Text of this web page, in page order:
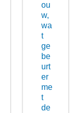
ou
w,
wa
t
ge
be
urt
er
me
t
de